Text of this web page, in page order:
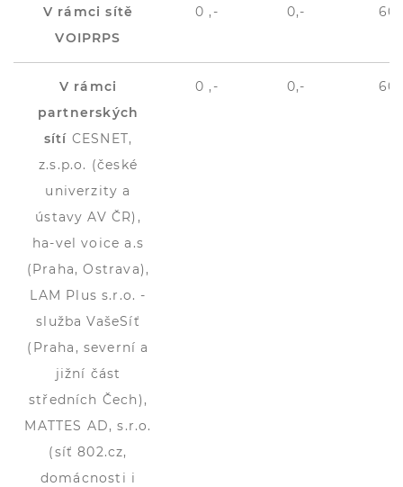
V rámci sítě
VOIPRPS
0 ,- 0,-
V rámci
partnerských
sítí CESNET,
z.s.p.o. (české
univerzity a
ústavy AV ČR),
ha-vel voice a.s
(Praha, Ostrava),
LAM Plus s.r.o. -
služba VašeSíť
(Praha, severní a
jižní část
středních Čech),
MATTES AD, s.r.o.
(síť 802.cz,
domácnosti i
0 ,- 0,-